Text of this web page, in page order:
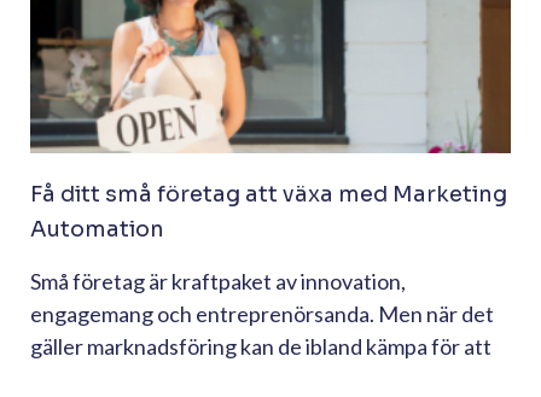
Få ditt små företag att växa med Marketing
Automation
Små företag är kraftpaket av innovation,
engagemang och entreprenörsanda. Men när det
gäller marknadsföring kan de ibland kämpa för att